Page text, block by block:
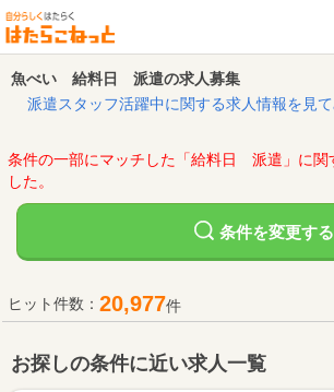
魚べい 給料日 派遣の求人募集
派遣スタッフ活躍中に関する求人情報を見
条件の一部にマッチした「給料日 派遣」に関
した。
条件を変更する
ヒット件数： 20,977件
お探しの条件に近い求人一覧